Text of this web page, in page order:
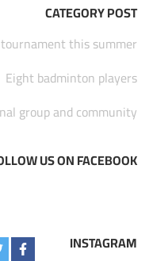
CATEGORY POST
this summer
Eight badminton players
group and community
US ON FACEBOOK
INSTAGRAM